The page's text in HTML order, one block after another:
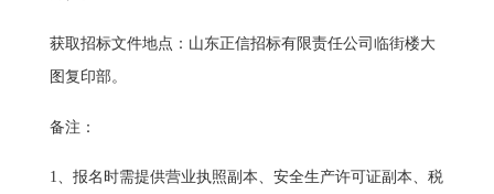
获取招标文件地点：山东正信招标有限责任公司临街楼大
图复印部。
备注：
1、报名时需提供营业执照副本、安全生产许可证副本、税